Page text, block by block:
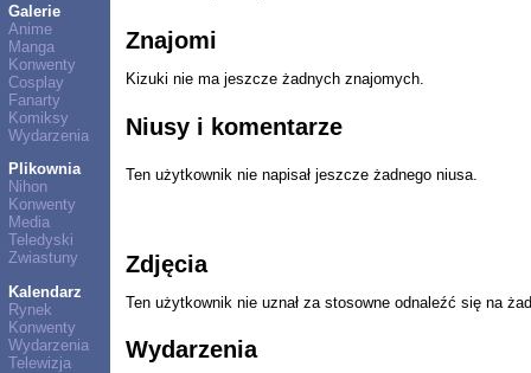
Galerie
Anime
Manga
Konwenty
Cosplay
Fanarty
Komiksy
Wydarzenia
Plikownia
Nihon
Konwenty
Media
Teledyski
Zwiastuny
Kalendarz
Rynek
Konwenty
Wydarzenia
Telewizja
Znajomi
Kizuki nie ma jeszcze żadnych znajomych.
Niusy i komentarze
Ten użytkownik nie napisał jeszcze żadnego niusa.
Zdjęcia
Ten użytkownik nie uznał za stosowne odnaleźć się na
Wydarzenia